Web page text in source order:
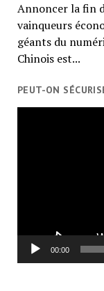
Annoncer la fin
vainqueurs
géants du
Chinois est...
PEUT-ON
00:00